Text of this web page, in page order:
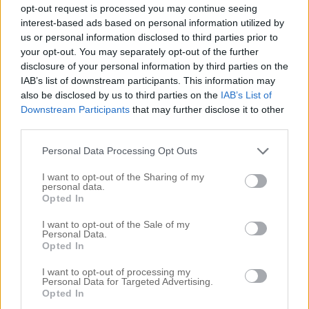
opt-out request is processed you may continue seeing
interest-based ads based on personal information utilized by
us or personal information disclosed to third parties prior to
your opt-out. You may separately opt-out of the further
disclosure of your personal information by third parties on the
IAB’s list of downstream participants. This information may
also be disclosed by us to third parties on the IAB’s List of
Downstream Participants that may further disclose it to other
Personal Data Processing Opt Outs
I want to opt-out of the Sharing of my
personal data.
Opted In
I want to opt-out of the Sale of my
Personal Data.
Opted In
I want to opt-out of processing my
Personal Data for Targeted Advertising.
Opted In
LÄSARFRÅGA – LÄR DIG ÄLSKA DINA LOCKAR
Hejsan! För det första så har jag ett väldigt lockigt
jag oftast ser ut som en trollunge i håret, då mitt hår
är jätte grisigt, stort och bara allmänt risigt och